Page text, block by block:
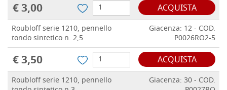
€ 3,00 ACQUISTA
Roubloff serie 1210, pennello
tondo sintetico n. 2,5
Giacenza: 12 - COD.
P0026RO2-5
€ 3,50 ACQUISTA
Roubloff serie 1210, pennello
Giacenza: 30 - COD.